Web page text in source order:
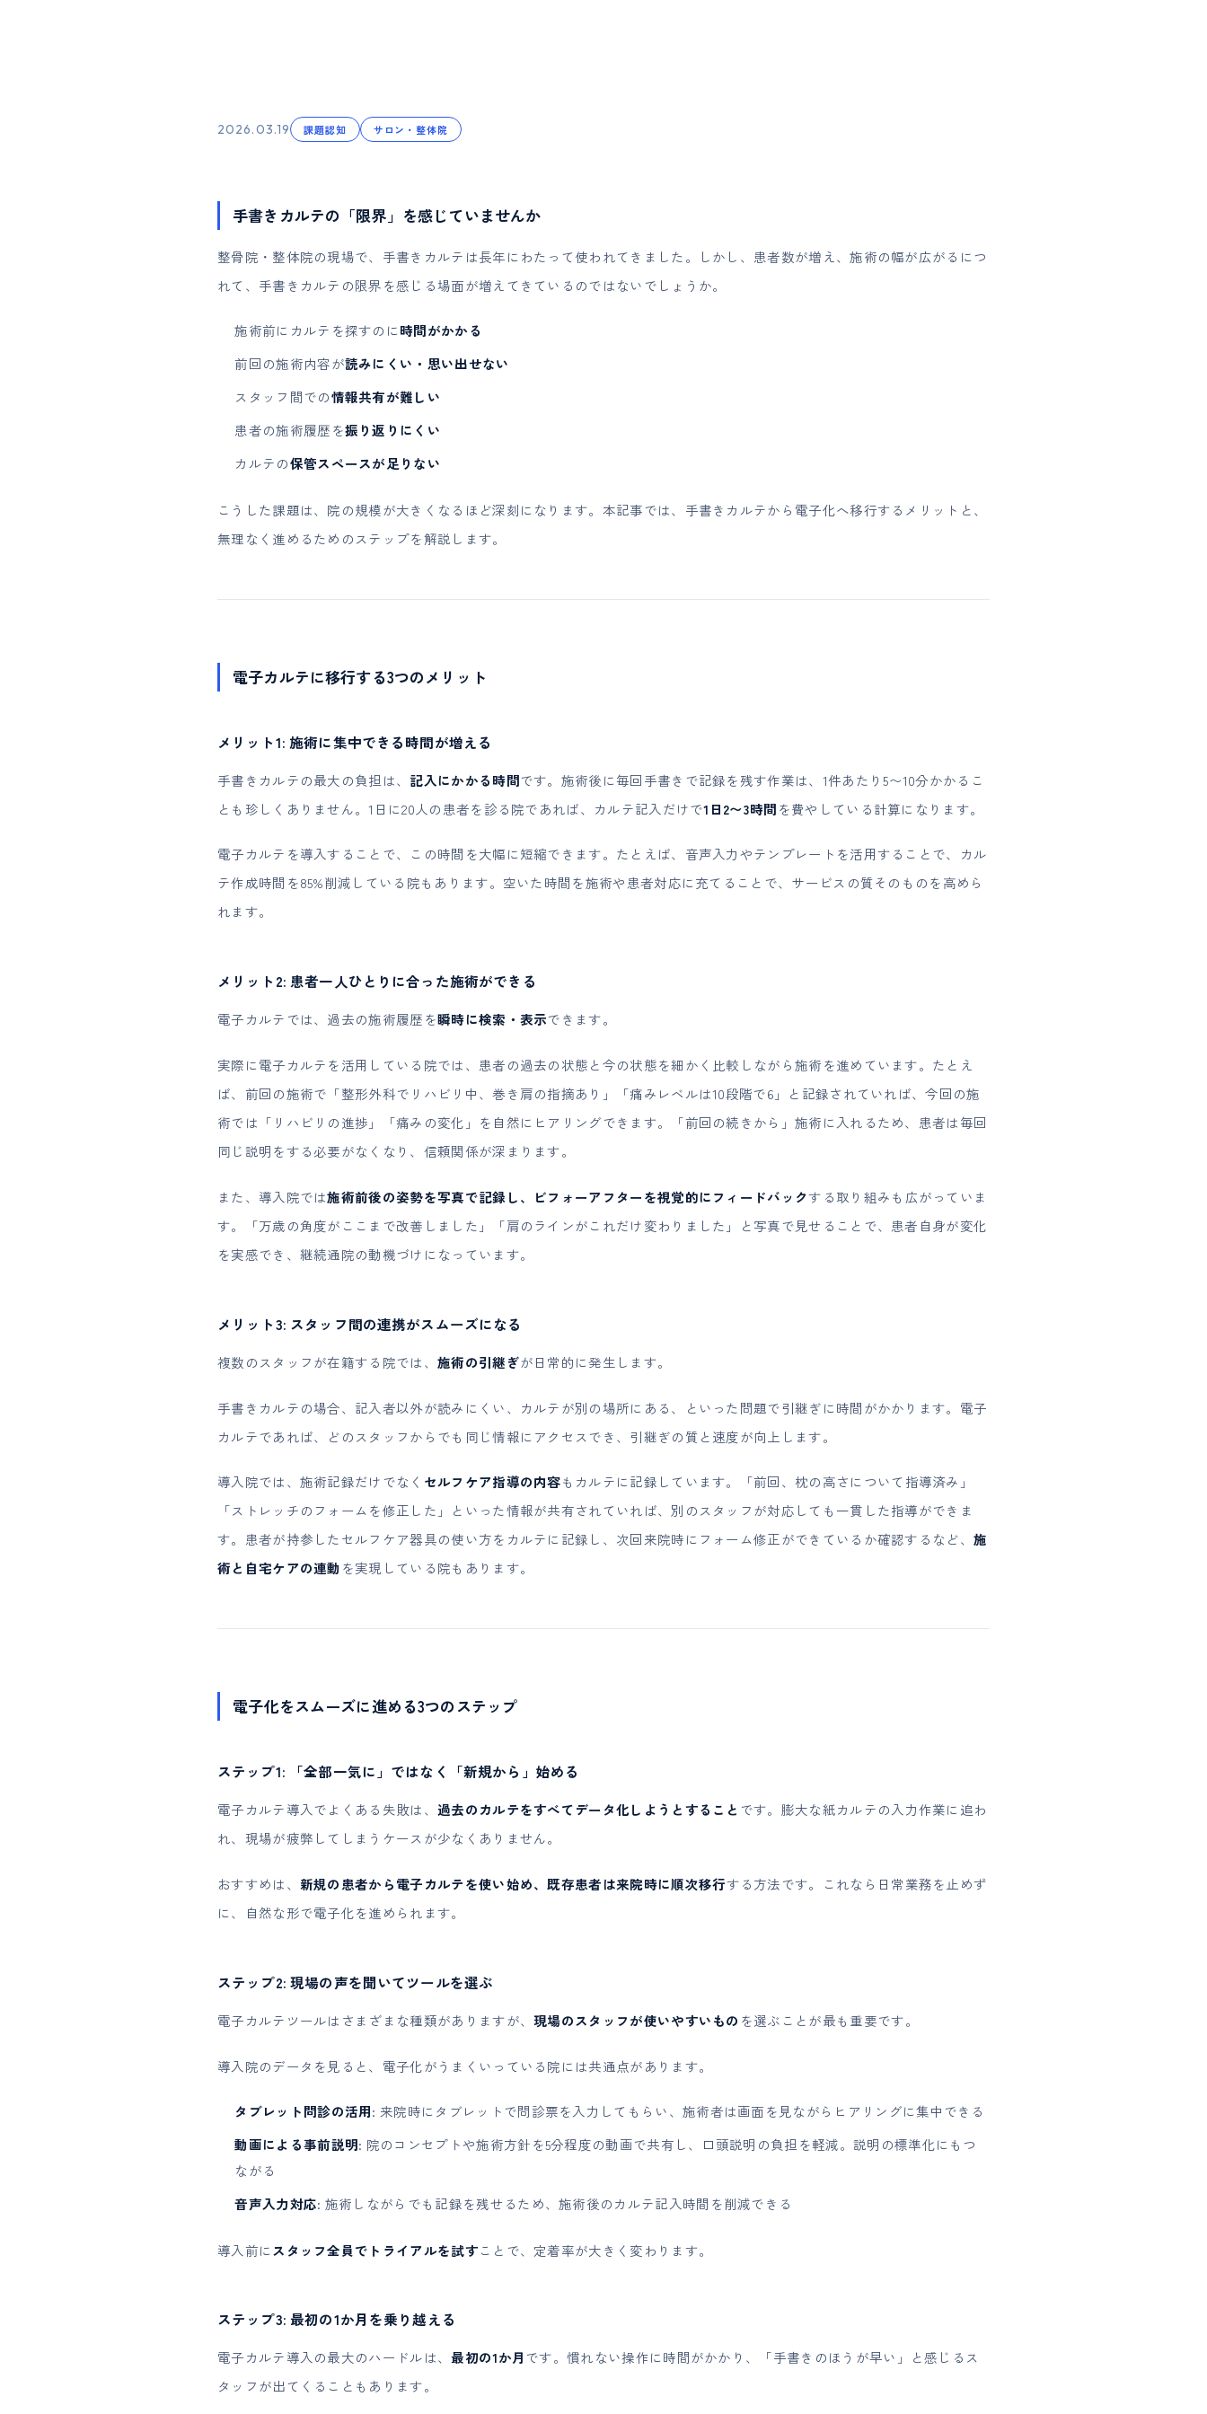
2026.03.19 課題認知 サロン・整体院
手書きカルテの「限界」を感じていませんか
整骨院・整体院の現場で、手書きカルテは長年にわたって使われてきました。しかし、患者数が増え、施術の幅が広がるにつ
れて、手書きカルテの限界を感じる場面が増えてきているのではないでしょうか。
施術前にカルテを探すのに時間がかかる
前回の施術内容が読みにくい・思い出せない
スタッフ間での情報共有が難しい
患者の施術履歴を振り返りにくい
カルテの保管スペースが足りない
こうした課題は、院の規模が大きくなるほど深刻になります。本記事では、手書きカルテから電子化へ移行するメリットと、
無理なく進めるためのステップを解説します。
電子カルテに移行する3つのメリット
メリット1: 施術に集中できる時間が増える
手書きカルテの最大の負担は、 記入にかかる時間です。施術後に毎回手書きで記録を残す作業は、1件あたり5〜10分かかるこ
とも珍しくありません。1日に20人の患者を診る院であれば、カルテ記入だけで1日2〜3時間を費やしている計算になります。
電子カルテを導入することで、この時間を大幅に短縮できます。たとえば、音声入力やテンプレートを活用することで、カル
テ作成時間を85%削減している院もあります。空いた時間を施術や患者対応に充てることで、サービスの質そのものを高めら
れます。
メリット2: 患者一人ひとりに合った施術ができる
電子カルテでは、過去の施術履歴を瞬時に検索・表示できます。
実際に電子カルテを活用している院では、患者の過去の状態と今の状態を細かく比較しながら施術を進めています。たとえ
ば、前回の施術で「整形外科でリハビリ中、巻き肩の指摘あり」「痛みレベルは10段階で6」と記録されていれば、今回の施
術では「リハビリの進捗」「痛みの変化」を自然にヒアリングできます。「前回の続きから」施術に入れるため、患者は毎回
同じ説明をする必要がなくなり、信頼関係が深まります。
また、導入院では施術前後の姿勢を写真で記録し、ビフォーアフターを視覚的にフィードバックする取り組みも広がっていま
す。「万歳の角度がここまで改善しました」「肩のラインがこれだけ変わりました」と写真で見せることで、患者自身が変化
を実感でき、継続通院の動機づけになっています。
メリット3: スタッフ間の連携がスムーズになる
複数のスタッフが在籍する院では、 施術の引継ぎが日常的に発生します。
手書きカルテの場合、記入者以外が読みにくい、カルテが別の場所にある、といった問題で引継ぎに時間がかかります。電子
カルテであれば、どのスタッフからでも同じ情報にアクセスでき、引継ぎの質と速度が向上します。
導入院では、施術記録だけでなく セルフケア指導の内容もカルテに記録しています。「前回、枕の高さについて指導済み」
「ストレッチのフォームを修正した」といった情報が共有されていれば、別のスタッフが対応しても一貫した指導ができま
す。患者が持参したセルフケア器具の使い方をカルテに記録し、次回来院時にフォーム修正ができているか確認するなど、施
術と自宅ケアの連動 を実現している院もあります。
電子化をスムーズに進める3つのステップ
ステップ1: 「全部一気に」ではなく「新規から」始める
電子カルテ導入でよくある失敗は、 過去のカルテをすべてデータ化しようとすること です。膨大な紙カルテの入力作業に追わ
れ、現場が疲弊してしまうケースが少なくありません。
おすすめは、 新規の患者から電子カルテを使い始め、既存患者は来院時に順次移行する方法です。これなら日常業務を止めず
に、自然な形で電子化を進められます。
ステップ2: 現場の声を聞いてツールを選ぶ
電子カルテツールはさまざまな種類がありますが、現場のスタッフが使いやすいもの を選ぶことが最も重要です。
導入院のデータを見ると、電子化がうまくいっている院には共通点があります。
タブレット問診の活用: 来院時にタブレットで問診票を入力してもらい、施術者は画面を見ながらヒアリングに集中できる
動画による事前説明: 院のコンセプトや施術方針を5分程度の動画で共有し、口頭説明の負担を軽減。説明の標準化にもつ
ながる
音声入力対応: 施術しながらでも記録を残せるため、施術後のカルテ記入時間を削減できる
導入前にスタッフ全員でトライアルを試すことで、定着率が大きく変わります。
ステップ3: 最初の1か月を乗り越える
電子カルテ導入の最大のハードルは、最初の1か月です。慣れない操作に時間がかかり、「手書きのほうが早い」と感じるス
タッフが出てくることもあります。